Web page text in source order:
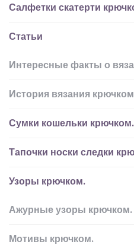
Салфетки скатерти
Статьи
Интересные факты о
История вязания
Сумки кошельки крючком.
Тапочки носки следки
Узоры крючком.
Ажурные узоры крючком.
Мотивы крючком.